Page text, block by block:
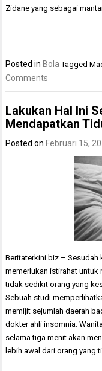
Zidane yang sebagai
Posted in Bola Tagged
Comments
Lakukan Hal Ini
Mendapatkan
Posted onFebruari 15,
Beritaterkini.biz – Sesudah
memerlukan istirahat
tidak sedikit orang yang
Sebuah studi
memijit sejumlah daerah
dokter ahli insomnia.
selama tiga menit akan
lebih awal dari orang yang